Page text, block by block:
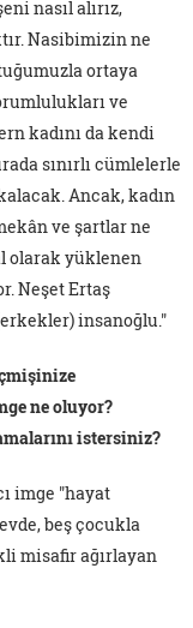
nasıl alırız,
Nasibimizin ne
ortaya
ve
kadını da kendi
sınırlı cümlelerle
Ancak, kadın
ve şartlar ne
olarak yüklenen
Neşet Ertaş
insanoğlu."
ne oluyor?
istersiniz?
imge "hayat
beş çocukla
misafir ağırlayan